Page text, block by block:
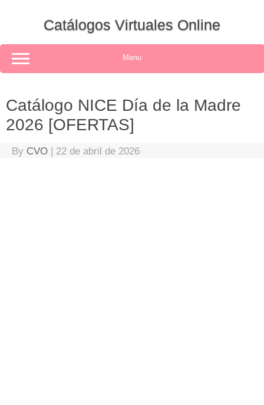
Catálogos Virtuales Online
Menu
Catálogo NICE Día de la Madre
2026 [OFERTAS]
By CVO | 22 de abril de 2026